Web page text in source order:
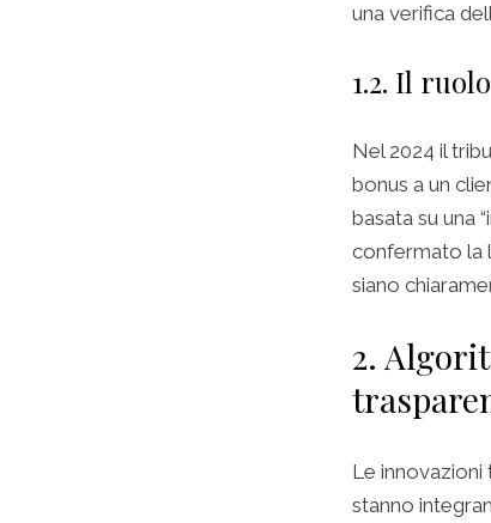
una verifica
1.2. Il
Nel 2024 il
bonus a un
basata su una
confermato la
siano
2.
Le
stanno